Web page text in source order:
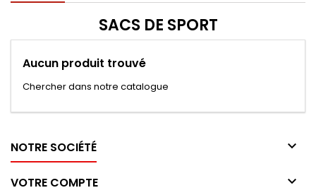
SACS DE SPORT
Aucun produit trouvé
Chercher dans notre catalogue
NOTRE SOCIÉTÉ 
VOTRE COMPTE 